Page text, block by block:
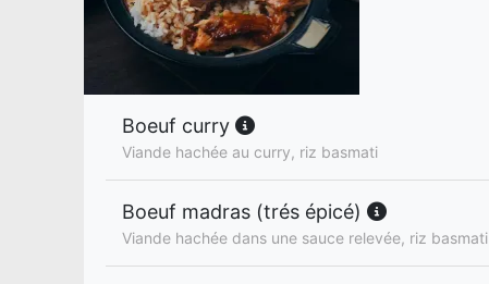
Boeuf curry
Viande hachée au curry, riz basmati
Boeuf madras (trés épicé)
Viande hachée dans une sauce relevée, riz basmati